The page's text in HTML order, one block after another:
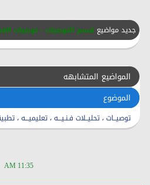
جديد مواضيع قسم التوصيات - توصيات
المواضيع المتشابهه
الموضوع
توصيــات ، تحليــلات فـنـيـــه ، تعليميـــه ،
11:35 AM